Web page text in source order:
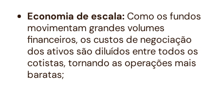
Economia de escala: Como os fundos
movimentam grandes volumes
financeiros, os custos de negociação
dos ativos são diluídos entre todos os
cotistas, tornando as operações mais
baratas;